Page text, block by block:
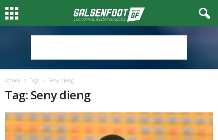
Accueil Tags Seny dieng
Tag: Seny dieng